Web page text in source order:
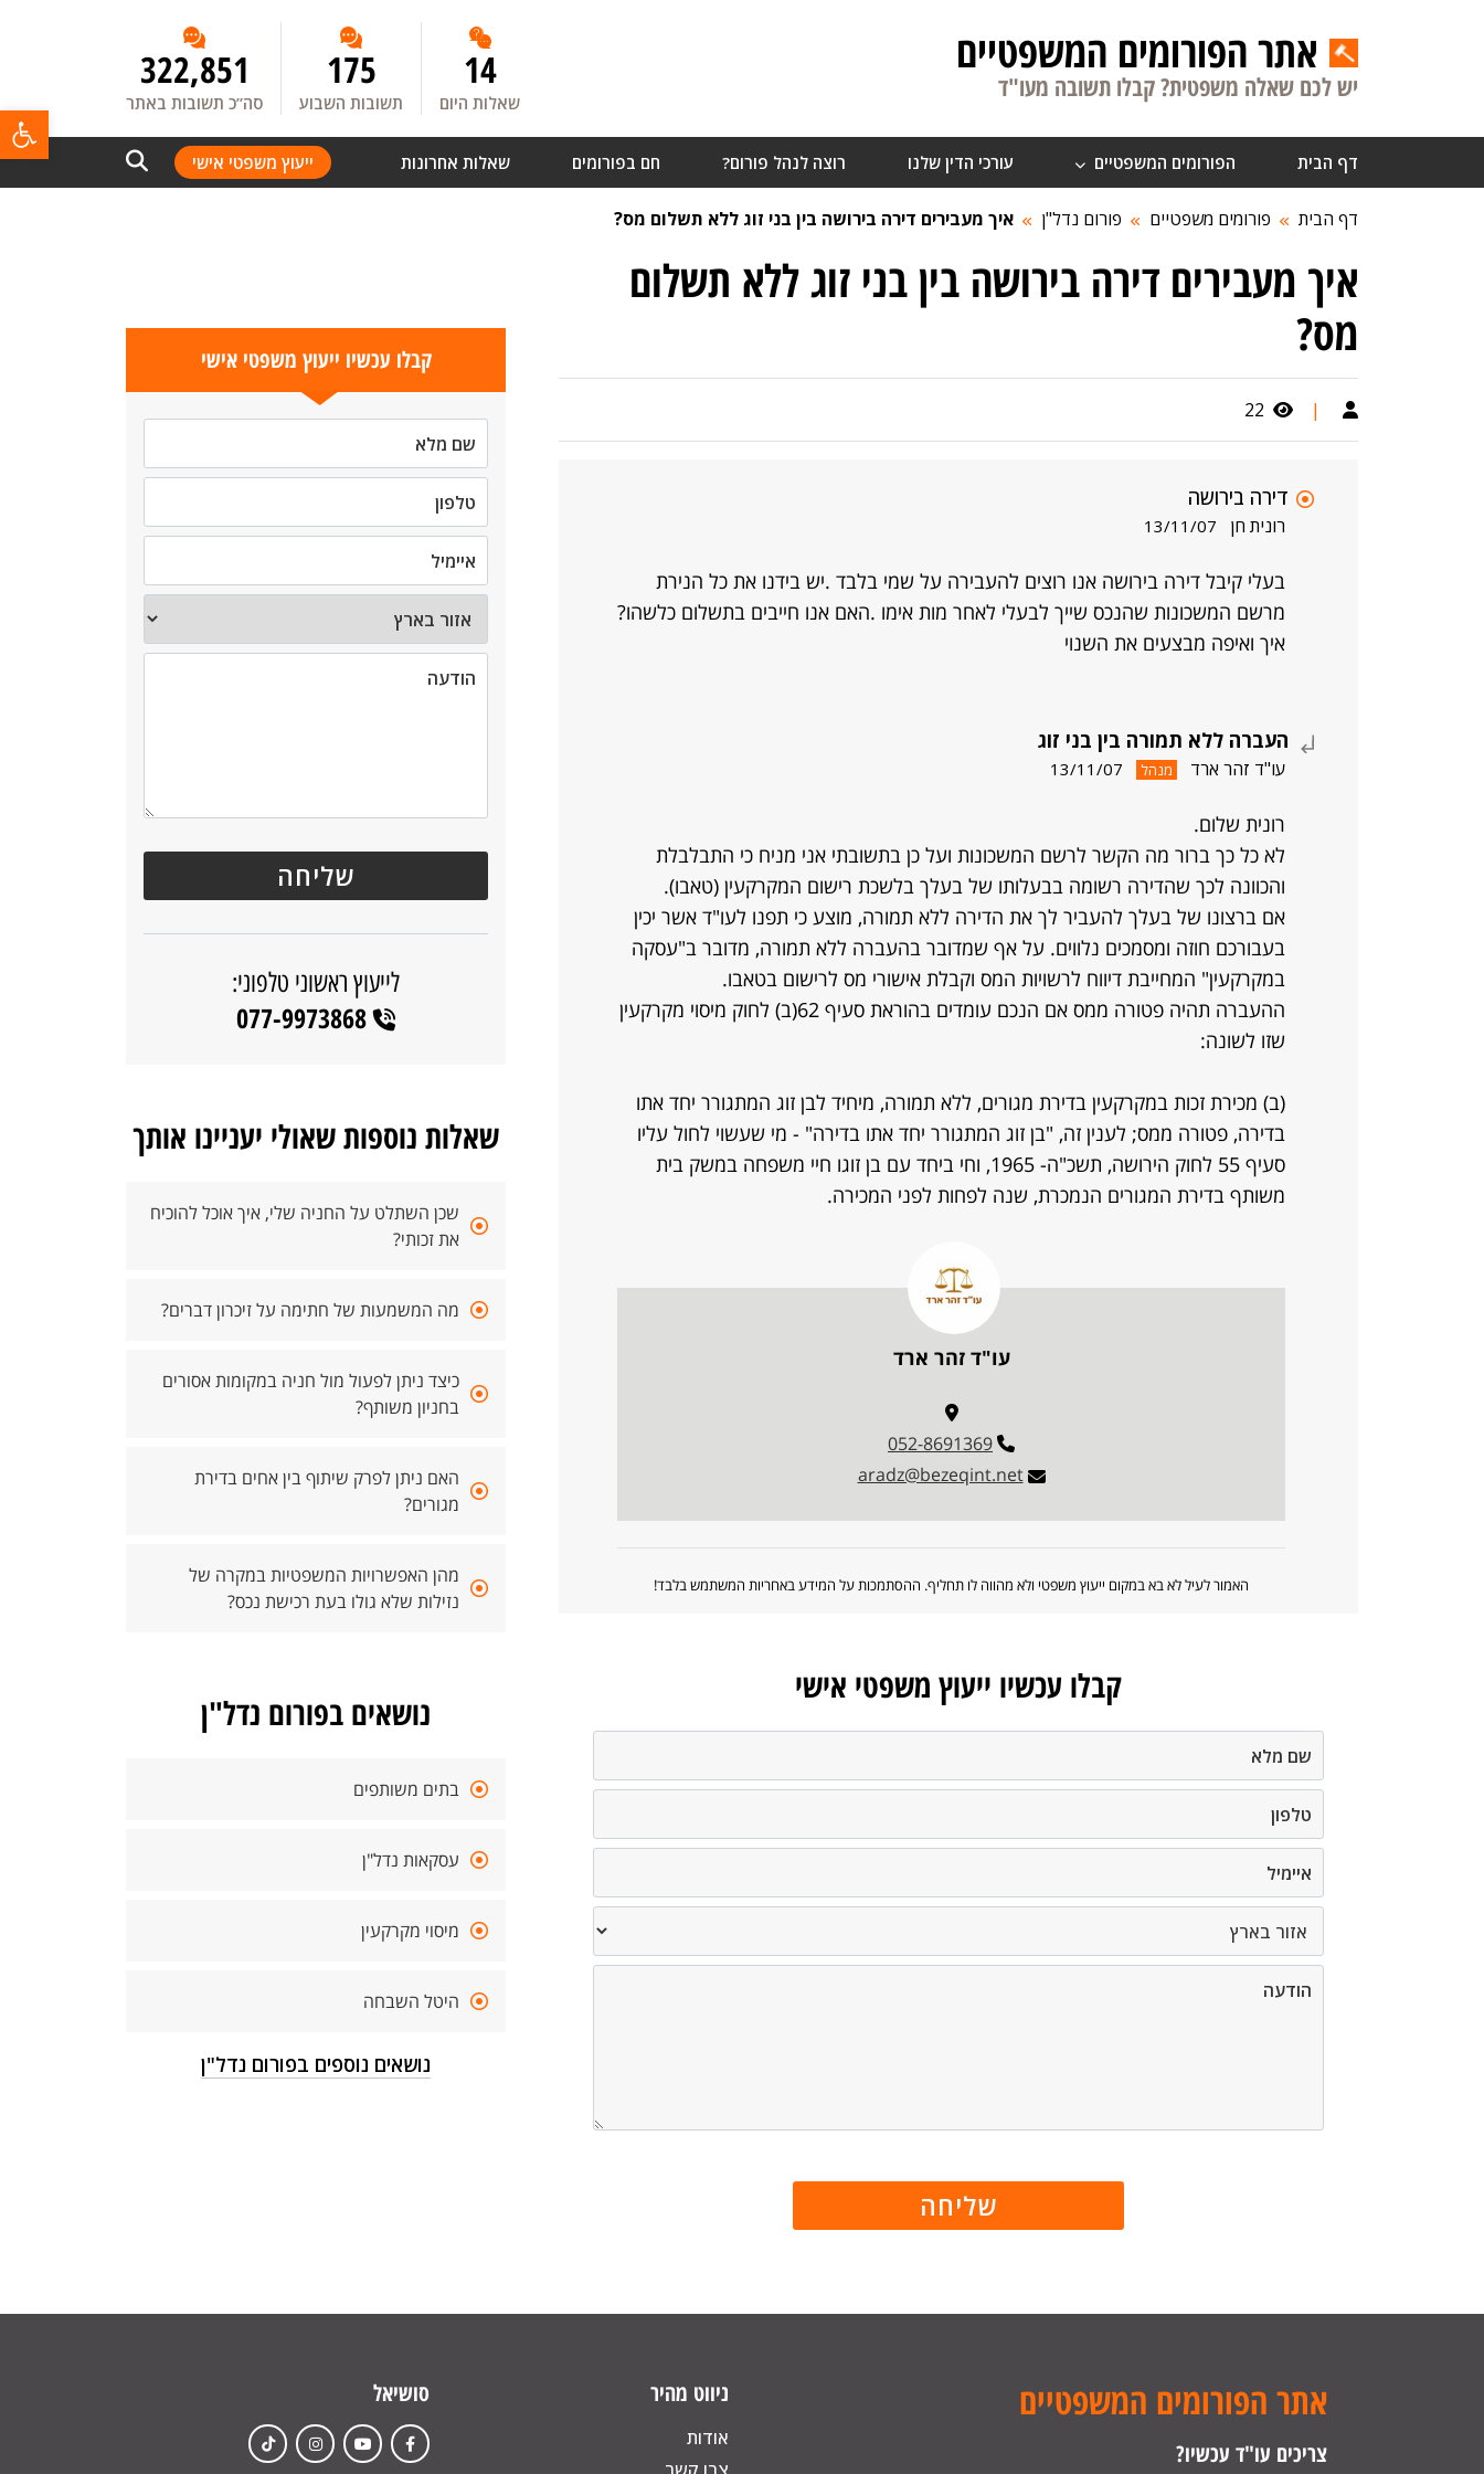
אתר הפורומים המשפטיים
יש לכם שאלה משפטית? קבלו תשובה מעו"ד 14
שאלות היום
175
תשובות השבוע
322,851
סה”כ תשובות באתר
דף הבית הפורומים המשפטיים עורכי הדין שלנו רוצה לנהל פורום? חם בפורומים שאלות אחרונות ייעוץ משפטי אישי
דף הבית פורומים משפטיים פורום נדל"ן איך מעבירים דירה בירושה בין בני זוג ללא תשלום מס?
איך מעבירים דירה בירושה בין בני זוג ללא תשלום
מס?
|
22
דירה בירושה
רונית חן 13/11/07
בעלי קיבל דירה בירושה אנו רוצים להעבירה על שמי בלבד .יש בידנו את כל הנירת
מרשם המשכונות שהנכס שייך לבעלי לאחר מות אימו .האם אנו חייבים בתשלום כלשהו?
איך ואיפה מבצעים את השנוי
העברה ללא תמורה בין בני זוג
עו"ד זהר ארד מנהל 13/11/07
רונית שלום.
לא כל כך ברור מה הקשר לרשם המשכונות ועל כן בתשובתי אני מניח כי התבלבלת
והכוונה לכך שהדירה רשומה בבעלותו של בעלך בלשכת רישום המקרקעין (טאבו).
אם ברצונו של בעלך להעביר לך את הדירה ללא תמורה, מוצע כי תפנו לעו"ד אשר יכין
בעבורכם חוזה ומסמכים נלווים. על אף שמדובר בהעברה ללא תמורה, מדובר ב"עסקה
במקרקעין" המחייבת דיווח לרשויות המס וקבלת אישורי מס לרישום בטאבו.
ההעברה תהיה פטורה ממס אם הנכם עומדים בהוראת סעיף 62(ב) לחוק מיסוי מקרקעין
שזו לשונה:
(ב) מכירת זכות במקרקעין בדירת מגורים, ללא תמורה, מיחיד לבן זוג המתגורר יחד אתו
בדירה, פטורה ממס; לענין זה, "בן זוג המתגורר יחד אתו בדירה" - מי שעשוי לחול עליו
סעיף 55 לחוק הירושה, תשכ"ה- 1965, וחי ביחד עם בן זוגו חיי משפחה במשק בית
משותף בדירת המגורים הנמכרת, שנה לפחות לפני המכירה.
עו"ד זהר ארד
052-8691369
aradz@bezeqint.net
האמור לעיל לא בא במקום ייעוץ משפטי ולא מהווה לו תחליף. ההסתמכות על המידע באחריות המשתמש בלבד!
קבלו עכשיו ייעוץ משפטי אישי
קבלו עכשיו ייעוץ משפטי אישי
לייעוץ ראשוני טלפוני:
077-9973868
שאלות נוספות שאולי יעניינו אותך
שכן השתלט על החניה שלי, איך אוכל להוכיח
את זכותי?
מה המשמעות של חתימה על זיכרון דברים?
כיצד ניתן לפעול מול חניה במקומות אסורים
בחניון משותף?
האם ניתן לפרק שיתוף בין אחים בדירת
מגורים?
מהן האפשרויות המשפטיות במקרה של
נזילות שלא גולו בעת רכישת נכס?
נושאים בפורום נדל"ן
בתים משותפים
עסקאות נדל"ן
מיסוי מקרקעין
היטל השבחה
נושאים נוספים בפורום נדל"ן
אתר הפורומים המשפטיים
צריכים עו"ד עכשיו?
ניווט מהיר
אודות
סושיאל